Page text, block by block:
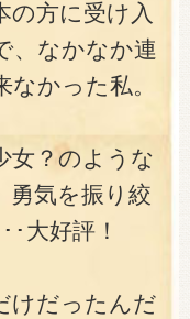
の方に受け入
、なかなか連
かった私。
女？のような
勇気を振り絞
大好評！
けだったんだ